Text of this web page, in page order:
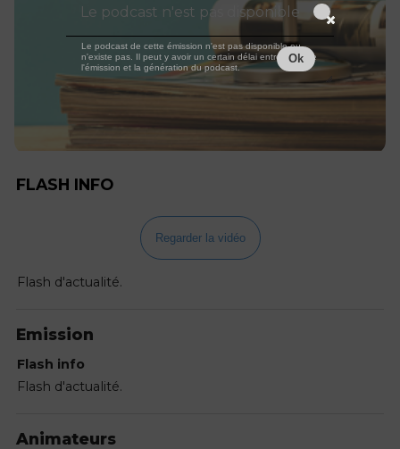
FLASH INFO
Regarder la vidéo
Flash d'actualité.
Emission
Flash info
Flash d'actualité.
Animateurs
Le podcast n'est pas disponible
Le podcast de cette émission n'est pas disponible ou
n'existe pas. Il peut y avoir un certain délai entre la fin de
l'émission et la génération du podcast.
Ok